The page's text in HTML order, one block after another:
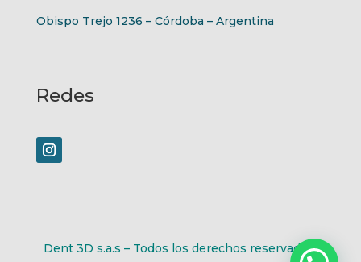
Obispo Trejo 1236 – Córdoba – Argentina
Redes
Dent 3D s.a.s – Todos los derechos reservados.